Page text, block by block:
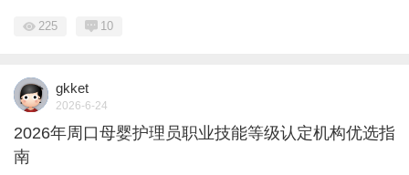
225 10
gkket
2026-6-24
2026年周口母婴护理员职业技能等级认定机构优选指
南